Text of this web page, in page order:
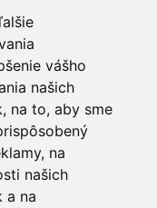
vášho
našich
na to, aby sme
na
našich
a na